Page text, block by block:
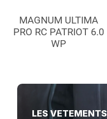
MAGNUM ULTIMA
PRO RC PATRIOT 6.0
WP
LES VETEMENTS